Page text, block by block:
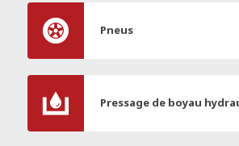
Pneus
Pressage de boyau